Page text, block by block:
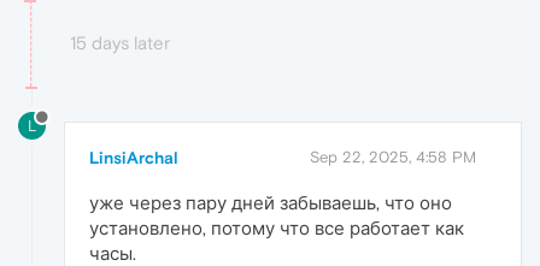
15 days later
L
LinsiArchal Sep 22, 2025, 4:58 PM
уже через пару дней забываешь, что оно
установлено, потому что все работает как
часы.